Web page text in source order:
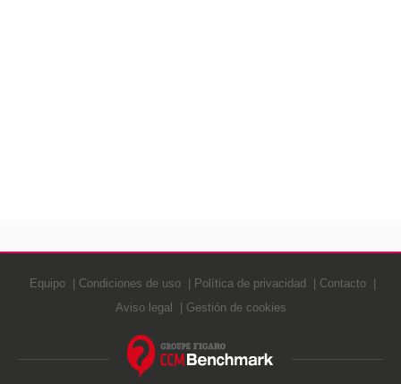
Equipo Condiciones de uso Política de privacidad
Contacto
Aviso legal
Gestión de cookies